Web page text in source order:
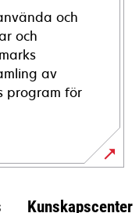
och
och
av
program för
Kunskapscenter